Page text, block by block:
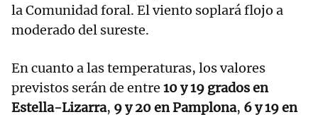
la Comunidad foral. El viento soplará flojo a
moderado del sureste.
En cuanto a las temperaturas, los valores
previstos serán de entre 10 y 19 grados en
Estella-Lizarra, 9 y 20 en Pamplona, 6 y 19 en